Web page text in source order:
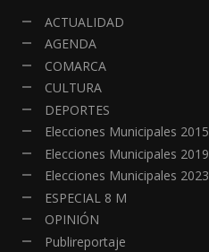
ACTUALIDAD
AGENDA
COMARCA
CULTURA
DEPORTES
Elecciones Municipales 2015
Elecciones Municipales 2019
Elecciones Municipales 2023
ESPECIAL 8 M
OPINIÓN
Publireportaje